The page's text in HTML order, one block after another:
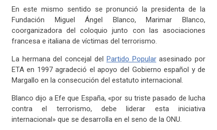
En este mismo sentido se pronunció la presidenta de la
Fundación Miguel Ángel Blanco, Marimar Blanco,
coorganizadora del coloquio junto con las asociaciones
francesa e italiana de víctimas del terrorismo.
La hermana del concejal del Partido Popularasesinado por
ETA en 1997 agradeció el apoyo del Gobierno español y de
Margallo en la consecución del estatuto internacional.
Blanco dijo a Efe que España, «por su triste pasado de lucha
contra el terrorismo, debe liderar esta iniciativa
internacional» que se desarrolla en el seno de la ONU.